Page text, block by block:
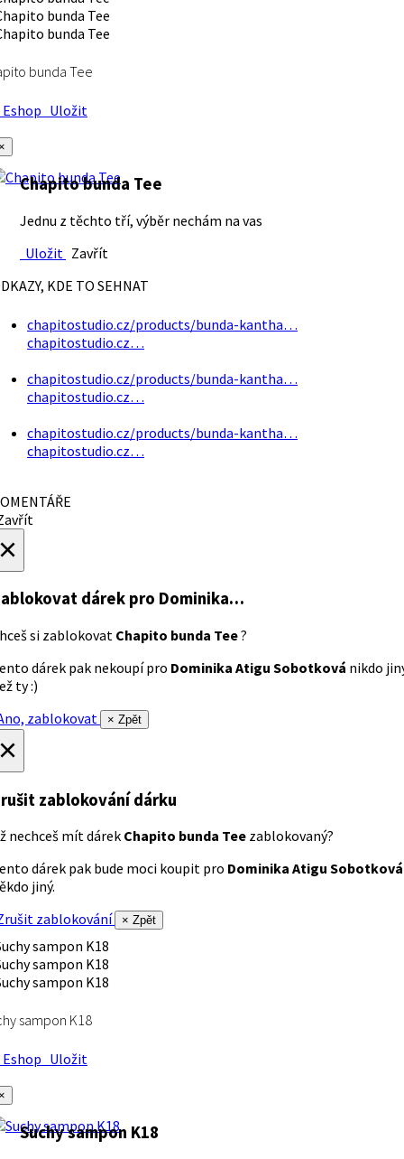
bunda Tee
Uložit
Chapito bunda Tee
Jednu z těchto tří, výběr nechám na vas
Uložit Zavřít
KDE TO SEHNAT
chapitostudio.cz/products/bunda-kantha…
chapitostudio.cz…
chapitostudio.cz/products/bunda-kantha…
chapitostudio.cz…
chapitostudio.cz/products/bunda-kantha…
chapitostudio.cz…
dárek pro Dominika…
si zablokovat Chapito bunda Tee?
dárek pak nekoupí pro Dominika Atigu Sobotková nikdo
ty :)
zablokovat
× Zpět
zablokování dárku
nechceš mít dárek Chapito bunda Tee zablokovaný?
dárek pak bude moci koupit pro Dominika Atigu Sobotková
jiný.
zablokování
× Zpět
sampon K18
Uložit
Suchy sampon K18